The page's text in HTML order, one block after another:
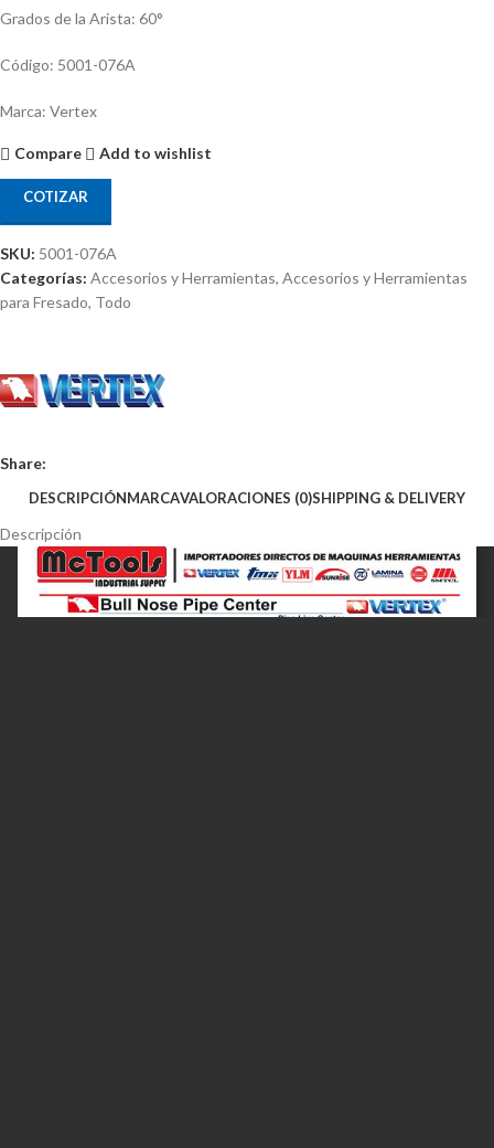
Grados de la Arista: 60°
Código: 5001-076A
Marca: Vertex
Compare Add to wishlist
COTIZAR
SKU: 5001-076A
Categorías: Accesorios y Herramientas, Accesorios y Herramientas
para Fresado, Todo
Share:
DESCRIPCIÓNMARCAVALORACIONES (0)SHIPPING & DELIVERY
Descripción